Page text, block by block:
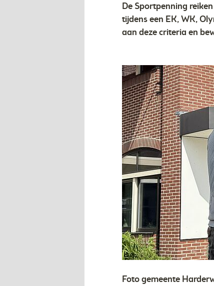
De Sportpenning
tijdens een EK, WK,
aan deze criteria en
Foto gemeente